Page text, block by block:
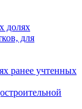
долях
для
ранее учтенных